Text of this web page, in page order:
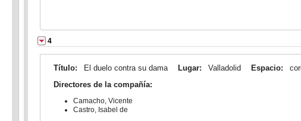
4
Título: El duelo contra su dama Lugar: Valladolid Espacio:
Directores de la compañía:
Camacho, Vicente
Castro, Isabel de